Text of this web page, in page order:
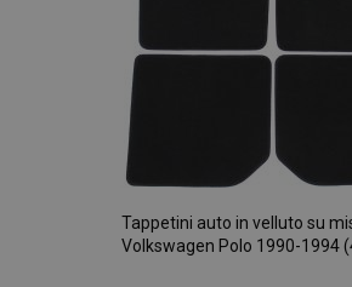
Tappetini auto in velluto su
Volkswagen Polo 1990-1994